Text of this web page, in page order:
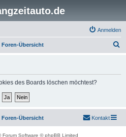
Anmelden
Foren-Übersicht
des Boards löschen möchtest?
Foren-Übersicht Kontakt
Forum Software © phpBB Limited